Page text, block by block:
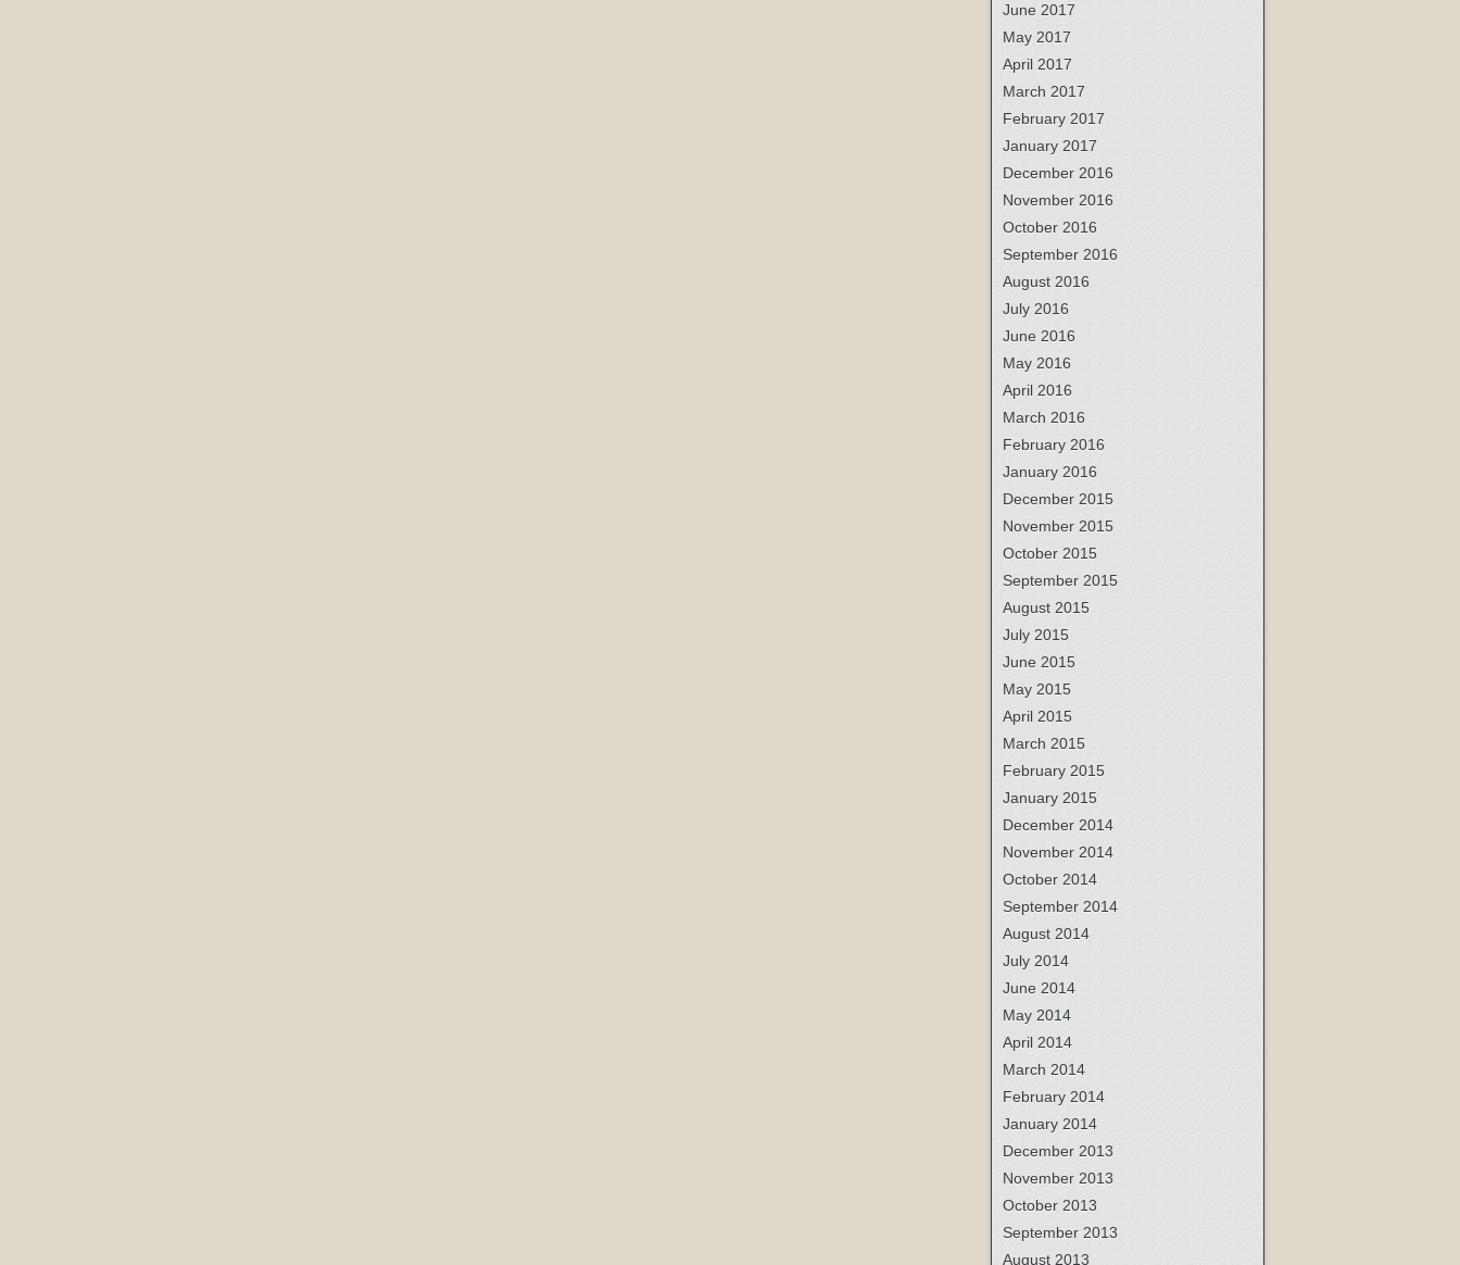
June 2017
May 2017
April 2017
March 2017
February 2017
January 2017
December 2016
November 2016
October 2016
September 2016
August 2016
July 2016
June 2016
May 2016
April 2016
March 2016
February 2016
January 2016
December 2015
November 2015
October 2015
September 2015
August 2015
July 2015
June 2015
May 2015
April 2015
March 2015
February 2015
January 2015
December 2014
November 2014
October 2014
September 2014
August 2014
July 2014
June 2014
May 2014
April 2014
March 2014
February 2014
January 2014
December 2013
November 2013
October 2013
September 2013
August 2013